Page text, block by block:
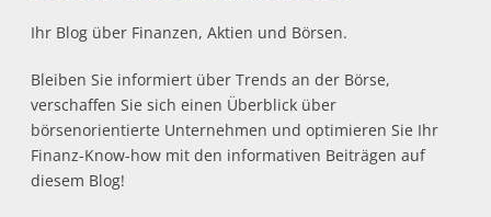
Ihr Blog über Finanzen, Aktien und Börsen.
Bleiben Sie informiert über Trends an der Börse,
verschaffen Sie sich einen Überblick über
börsenorientierte Unternehmen und optimieren Sie Ihr
Finanz-Know-how mit den informativen Beiträgen auf
diesem Blog!